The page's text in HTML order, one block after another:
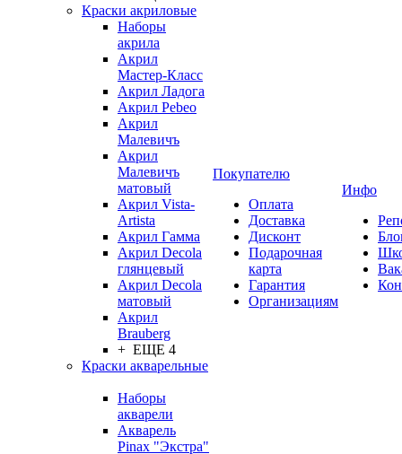
Краски акриловые
Наборы
акрила
Акрил
Мастер-Класс
Акрил Ладога
Акрил Pebeo
Акрил
Малевичъ
Акрил
Малевичъ
матовый
Акрил Vista-
Artista
Акрил Гамма
Акрил Decola
глянцевый
Акрил Decola
матовый
Акрил
Brauberg
+ ЕЩЕ 4
Краски акварельные
Наборы
акварели
Акварель
Pinax "Экстра"
Покупателю
Оплата
Доставка
Дисконт
Подарочная
карта
Гарантия
Организациям
Инфо